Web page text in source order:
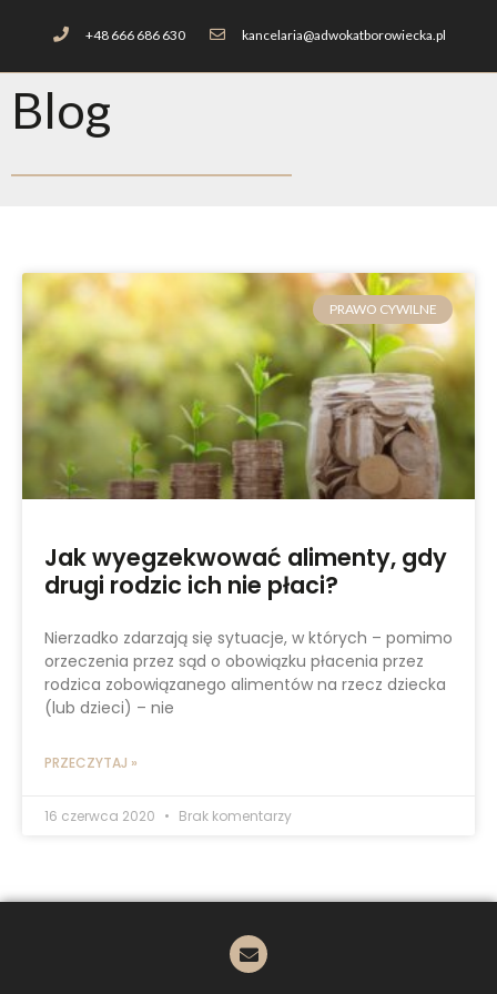
+48 666 686 630 kancelaria@adwokatborowiecka.pl
Blog
PRAWO CYWILNE
Jak wyegzekwować alimenty, gdy
drugi rodzic ich nie płaci?
Nierzadko zdarzają się sytuacje, w których – pomimo
orzeczenia przez sąd o obowiązku płacenia przez
rodzica zobowiązanego alimentów na rzecz dziecka
(lub dzieci) – nie
PRZECZYTAJ »
16 czerwca 2020 Brak komentarzy